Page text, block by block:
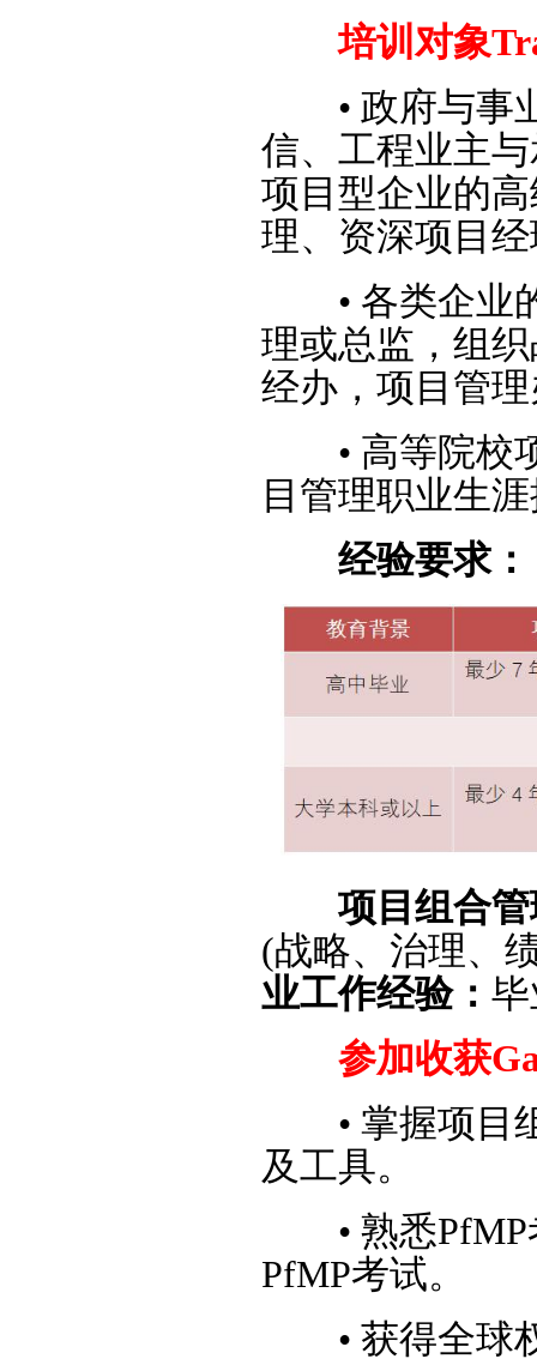
培训对象
• 政府与事
信、工程业主
项目型企业的
理、资深项目
• 各类企业
理或总监，组
经办，项目管
• 高等院校
目管理职业生
经验要求：
项目组合
(战略、治理、
业工作经验：
参加收获
• 掌握项目
及工具。
• 熟悉
PfMP考试。
• 获得全球